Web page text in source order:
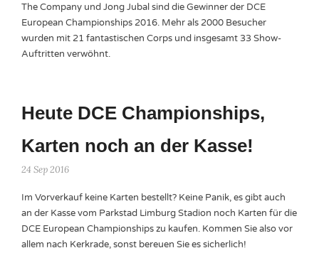
The Company und Jong Jubal sind die Gewinner der DCE
European Championships 2016. Mehr als 2000 Besucher
wurden mit 21 fantastischen Corps und insgesamt 33 Show-
Auftritten verwöhnt.
Heute DCE Championships,
Karten noch an der Kasse!
24 Sep 2016
Im Vorverkauf keine Karten bestellt? Keine Panik, es gibt auch
an der Kasse vom Parkstad Limburg Stadion noch Karten für die
DCE European Championships zu kaufen. Kommen Sie also vor
allem nach Kerkrade, sonst bereuen Sie es sicherlich!